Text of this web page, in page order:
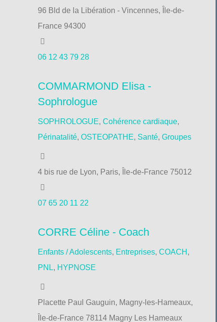
96 Bld de la Libération - Vincennes, Île-de-
France 94300
06 12 43 79 28
COMMARMOND Elisa -
Sophrologue
SOPHROLOGUE, Cohérence cardiaque,
Périnatalité, OSTEOPATHE, Santé, Groupes
4 bis rue de Lyon, Paris, Île-de-France 75012
07 65 20 11 22
CORRE Céline - Coach
Enfants / Adolescents, Entreprises, COACH,
PNL, HYPNOSE
Placette Paul Gauguin, Magny-les-Hameaux,
Île-de-France 78114 Magny Les Hameaux